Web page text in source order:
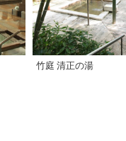
竹庭 清正の湯